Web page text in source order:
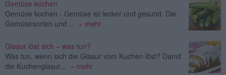
Gemüse kochen
Gemüse kochen - Gemüse ist lecker und gesund. Die
Gemüsesorten und ... » mehr
Glasur löst sich – was tun?
Was tun, wenn sich die Glasur vom Kuchen löst? Damit
die Kuchenglasur... » mehr